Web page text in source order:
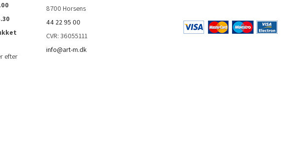
efter
8700 Horsens
44 22 95 00
CVR: 36055111
info@art-m.dk